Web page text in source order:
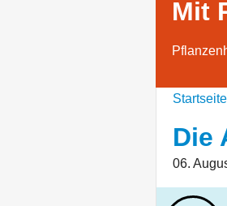
Mit
Startseite
Die
06.